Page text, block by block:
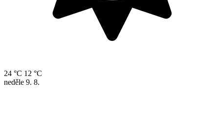
24 °C 12 °C
neděle 9. 8.